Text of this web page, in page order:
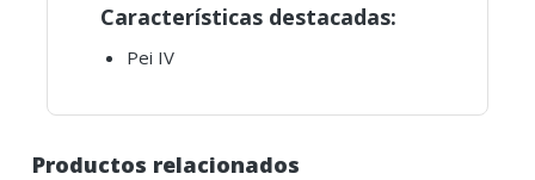
Características destacadas:
Pei IV
Productos relacionados